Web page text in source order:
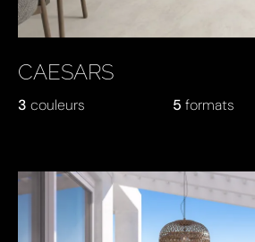
CAESARS
3 couleurs 5 formats